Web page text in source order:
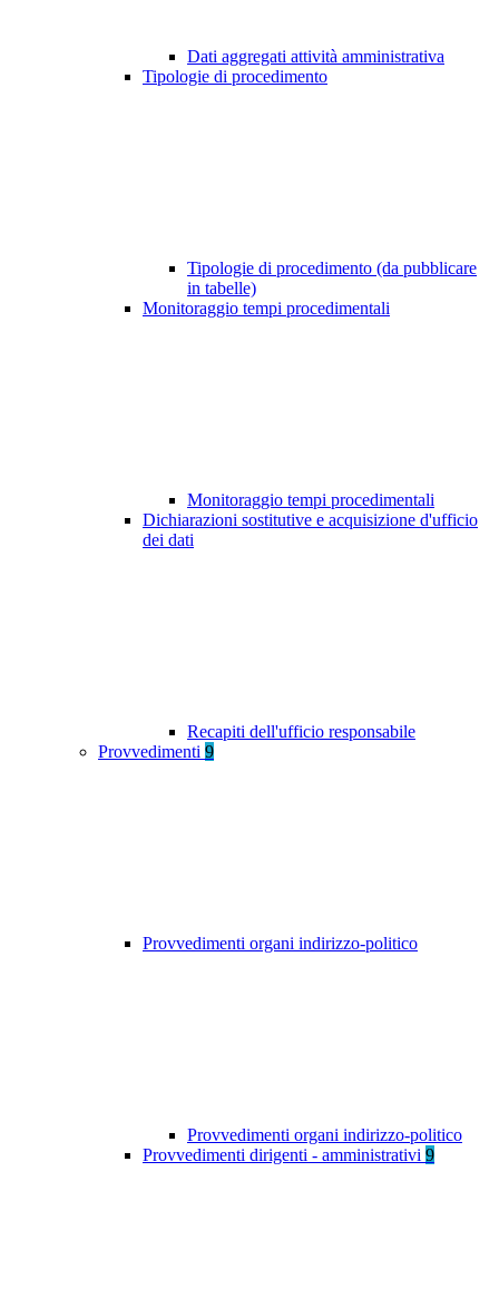
Dati aggregati attività amministrativa
Tipologie di procedimento
Tipologie di procedimento (da pubblicare
in tabelle)
Monitoraggio tempi procedimentali
Monitoraggio tempi procedimentali
Dichiarazioni sostitutive e acquisizione d'ufficio
dei dati
Recapiti dell'ufficio responsabile
Provvedimenti 9
Provvedimenti organi indirizzo-politico
Provvedimenti organi indirizzo-politico
Provvedimenti dirigenti - amministrativi 9